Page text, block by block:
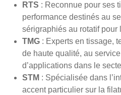
RTS : Reconnue pour ses
performance destinés au
sérigraphiés au rotatif pour
TMG : Experts en tissage,
de haute qualité, au
d’applications dans le
STM : Spécialisée dans
accent particulier sur la